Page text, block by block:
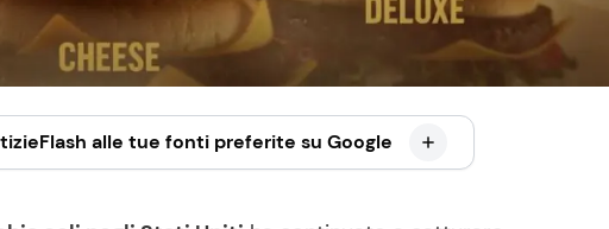
alle tue fonti preferite su Google